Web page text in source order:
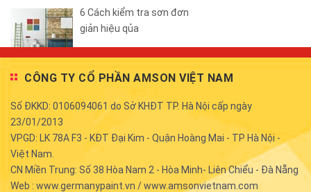
6 Cách kiểm tra sơn đơn
giản hiệu qủa
CÔNG TY CỔ PHẦN AMSON VIỆT NAM
Số ĐKKD: 0106094061 do Sở KHĐT TP. Hà Nội cấp ngày
23/01/2013
VPGD: LK 78A F3 - KĐT Đại Kim - Quận Hoàng Mai - TP Hà Nội -
Việt Nam.
CN Miền Trung: Số 38 Hòa Nam 2 - Hòa Minh- Liên Chiểu - Đà Nẵng
Web : www.germanypaint.vn / www.amsonvietnam.com